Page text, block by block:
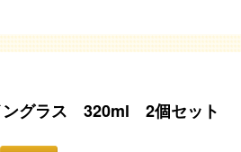
グラス 320ml 2個セット